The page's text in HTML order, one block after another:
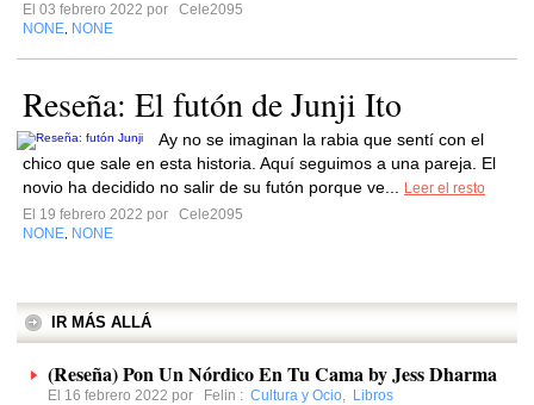
El 03 febrero 2022 por
Cele2095
NONE NONE
Reseña: El futón de Junji Ito
Ay no se imaginan la rabia que sentí con el
chico que sale en esta historia. Aquí seguimos a una pareja. El
novio ha decidido no salir de su futón porque ve...
Leer el resto
El 19 febrero 2022 por
Cele2095
NONE NONE
IR MÁS ALLÁ
(Reseña) Pon Un Nórdico En Tu Cama by Jess Dharma
El 16 febrero 2022 por Felin : Cultura y Ocio, Libros